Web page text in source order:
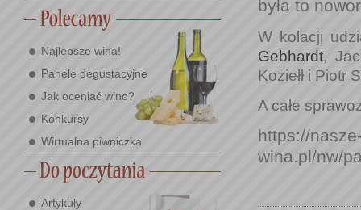
Najlepsze wina!
Panele degustacyjne
Jak oceniać wino?
Konkursy
Wirtualna piwniczka
Artykuły
była to
W kolacji
Gebhardt,
Koziełł i Piotr
A całe
https://
wina.pl/nw/